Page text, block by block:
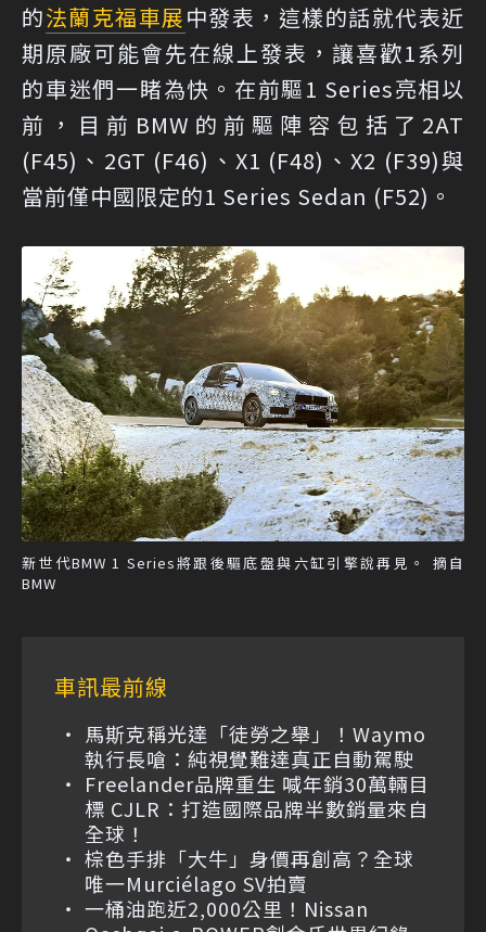
的法蘭克福車展中發表，這樣的話就代表近
期原廠可能會先在線上發表，讓喜歡1系列
的車迷們一睹為快。在前驅1 Series亮相以
前，目前BMW的前驅陣容包括了2AT
(F45)、2GT (F46)、X1 (F48)、X2 (F39)與
當前僅中國限定的1 Series Sedan (F52)。
新世代BMW 1 Series將跟後驅底盤與六缸引擎說再見。 摘自
BMW
車訊最前線
馬斯克稱光達「徒勞之舉」！Waymo
執行長嗆：純視覺難達真正自動駕駛
Freelander品牌重生 喊年銷30萬輛目
標 CJLR：打造國際品牌半數銷量來自
全球！
棕色手排「大牛」身價再創高？全球
唯一Murciélago SV拍賣
一桶油跑近2,000公里！Nissan